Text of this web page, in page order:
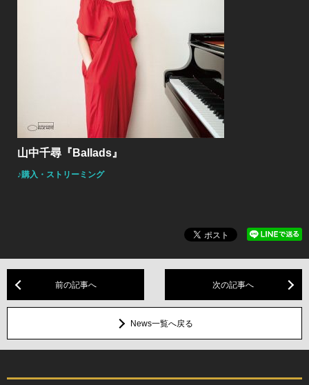
山中千尋『Ballads』
♪購入・ストリーミング
前の記事へ 次の記事へ
News一覧へ戻る